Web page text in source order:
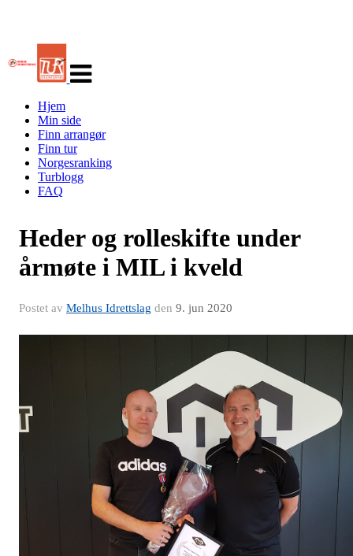
navigasjon
Hjem
Min side
Finn arrangør
Finn tur
Norgesranking
Turblogg
FAQ
Heder og rolleskifte under
årmøte i MIL i kveld
Postet av Melhus Idrettslag den 9. jun 2020